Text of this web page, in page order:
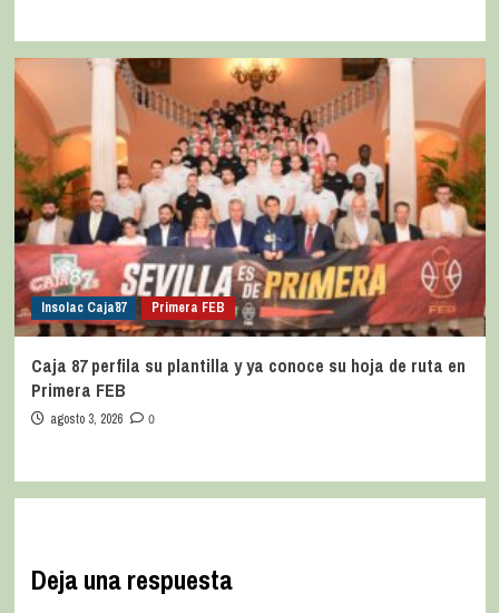
Insolac Caja´87 Primera FEB
Caja 87 perfila su plantilla y ya conoce su hoja de ruta en
Primera FEB
agosto 3, 2026 0
Deja una respuesta